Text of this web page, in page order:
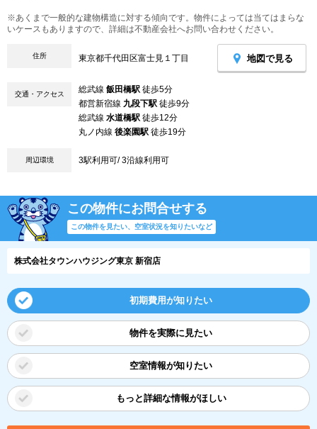
※あくまで一般的な建物構造に対する傾向です。物件によっては当てはまらな
いケースもありますので、詳細は不動産会社へお問い合わせください。
住所 東京都千代田区富士見１丁目 地図で見る
交通・アクセス 総武線 飯田橋駅 徒歩5分
都営新宿線 九段下駅 徒歩9分
総武線 水道橋駅 徒歩12分
丸ノ内線 後楽園駅 徒歩19分
周辺環境 3駅利用可/ 3沿線利用可
この物件にお問合せする
この物件を見たい、空室状況を知りたいなど
株式会社タウンハウジング東京 新宿店
初期費用が知りたい
物件を実際に見たい
空室情報が知りたい
もっと詳細な情報がほしい